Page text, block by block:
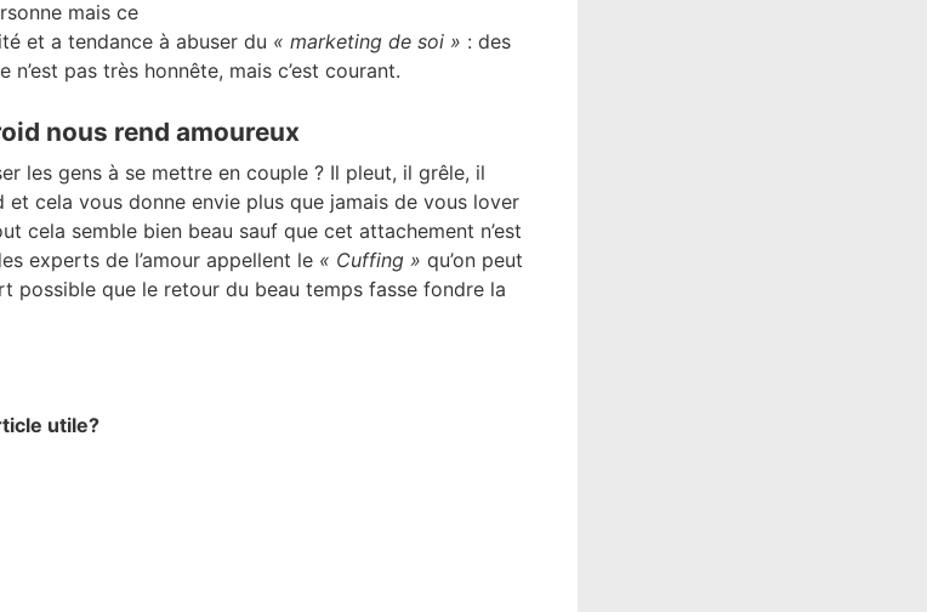
mais ce
et a tendance à abuser du « marketing de soi » : des
pas très honnête, mais c’est courant.
nous rend amoureux
les gens à se mettre en couple ? Il pleut, il grêle, il
cela vous donne envie plus que jamais de vous lover
cela semble bien beau sauf que cet attachement n’est
experts de l’amour appellent le « Cuffing » qu’on peut
possible que le retour du beau temps fasse fondre la
utile?